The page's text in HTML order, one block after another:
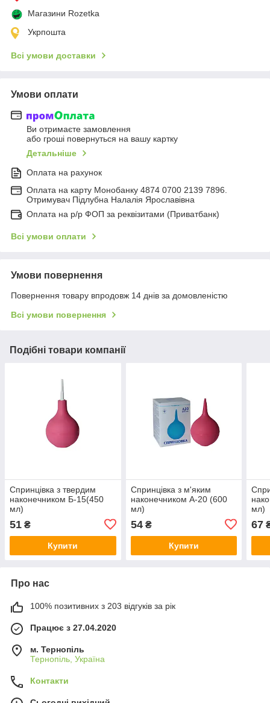
Магазини Rozetka
Укрпошта
Всі умови доставки
Умови оплати
Ви отримаєте замовлення
або гроші повернуться на вашу картку
Детальніше
Оплата на рахунок
Оплата на карту Монобанку 4874 0700 2139 7896.
Отримувач Підлубна Налалія Ярославівна
Оплата на р/р ФОП за реквізитами (Приватбанк)
Всі умови оплати
Умови повернення
Повернення товару впродовж 14 днів за домовленістю
Всі умови повернення
Подібні товари компанії
Спринцівка з твердим
наконечником Б-15(450
мл)
51 ₴
Купити
Спринцівка з м'яким
наконечником А-20 (600
мл)
54₴
Купити
мл)
67
Про нас
100% позитивних з 203 відгуків за рік
Працює з 27.04.2020
м. Тернопіль
Тернопіль, Україна
Контакти